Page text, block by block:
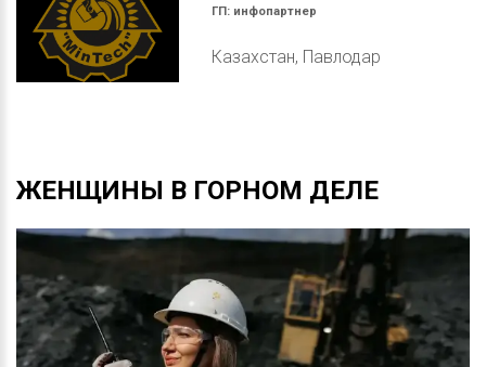
ГП: инфопартнер
Казахстан, Павлодар
ЖЕНЩИНЫ В ГОРНОМ ДЕЛЕ